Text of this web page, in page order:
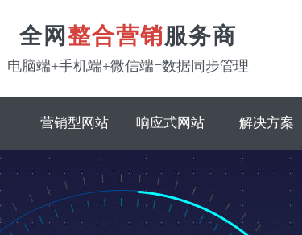
全网 整合营销服务商
电脑端+手机端+微信端=数据同步管理
营销型网站 响应式网站 解决方案